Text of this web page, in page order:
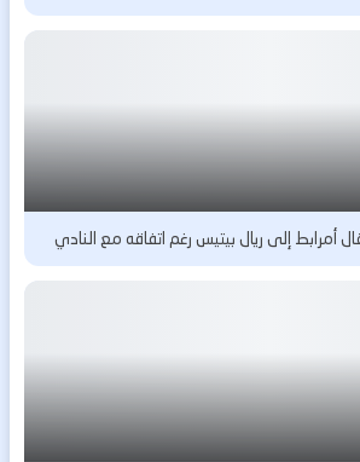
أمرابط إلى ريال بيتيس رغم اتفاقه مع النادي